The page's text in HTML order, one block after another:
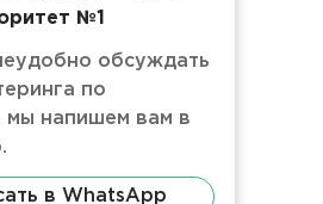
№1
обсуждать
по
мы напишем вам в
в WhatsApp